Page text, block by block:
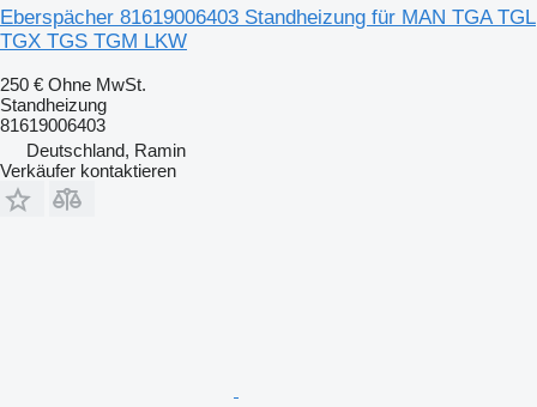
Eberspächer 81619006403 Standheizung für MAN TGA TGL
TGX TGS TGM LKW
250 € Ohne MwSt.
Standheizung
81619006403
Deutschland, Ramin
Verkäufer kontaktieren